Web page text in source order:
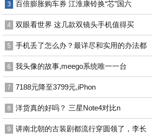
3 百倍膨胀购车券 江淮康铃换“芯”国六
4 双眼看世界 这几款双镜头手机值得买
5 手机丢了怎么办？最详尽和实用的办法都
6 我头像的故事,meego系统唯一一台
7 7188元降至3799元,iPhon
8 洋货真的好吗？ 三星Note4对比n
9 讲南北朝的古装剧都流行穿圆领了，李长